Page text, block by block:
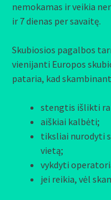
nemokamas ir veikia
ir 7 dienas per savaitę.
Skubiosios pagalbos
vienijanti Europos
pataria, kad
stengtis išlikti
aiškiai kalbėti;
tiksliai nurodyti
vietą;
vykdyti
jei reikia, vėl